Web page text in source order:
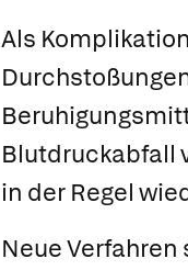
Als
Blutdruckabfall
in der Regel
Neue Verfahren